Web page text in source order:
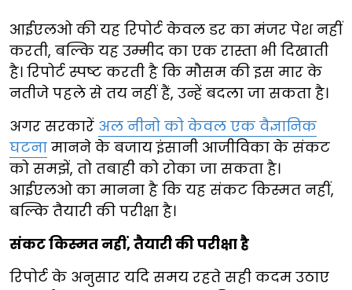
आईएलओ की यह रिपोर्ट केवल डर का मंजर पेश नहीं
करती, बल्कि यह उम्मीद का एक रास्ता भी दिखाती
है। रिपोर्ट स्पष्ट करती है कि मौसम की इस मार के
नतीजे पहले से तय नहीं हैं, उन्हें बदला जा सकता है।
अगर सरकारें अल नीनो को केवल एक वैज्ञानिक
घटना मानने के बजाय इंसानी आजीविका के संकट
को समझें, तो तबाही को रोका जा सकता है।
आईएलओ का मानना है कि यह संकट किस्मत नहीं,
बल्कि तैयारी की परीक्षा है।
संकट किस्मत नहीं, तैयारी की परीक्षा है
रिपोर्ट के अनुसार यदि समय रहते सही कदम उठाए